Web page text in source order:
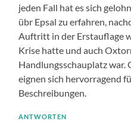
jeden Fall hat es sich
übr Epsal zu erfahren,
Auftritt in der Erstauflage
Krise hatte und auch
Handlungsschauplatz war.
eignen sich hervorragend
Beschreibungen.
ANTWORTEN